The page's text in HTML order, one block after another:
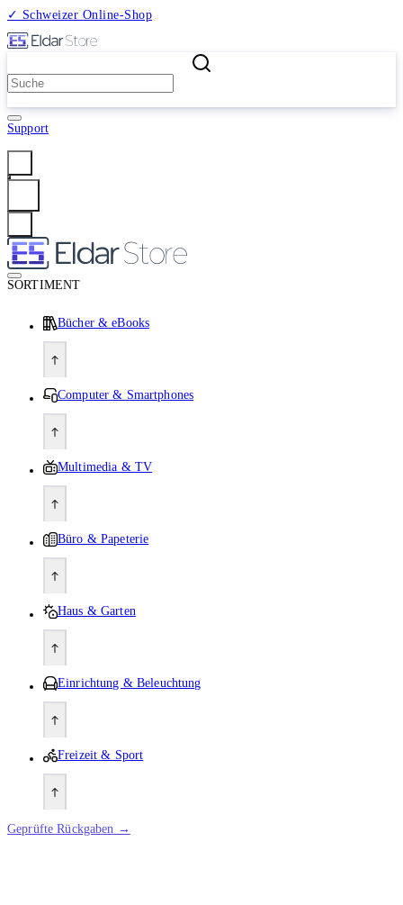
✓ Schweizer Online-Shop
Support
SORTIMENT
Bücher & eBooks
Computer & Smartphones
Multimedia & TV
Büro & Papeterie
Haus & Garten
Einrichtung & Beleuchtung
Freizeit & Sport
Geprüfte Rückgaben →